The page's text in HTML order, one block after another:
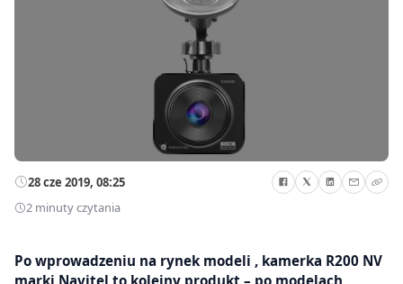
28 cze 2019, 08:25
2 minuty czytania
Po wprowadzeniu na rynek modeli , kamerka R200 NV
marki Navitel to kolejny produkt – po modelach